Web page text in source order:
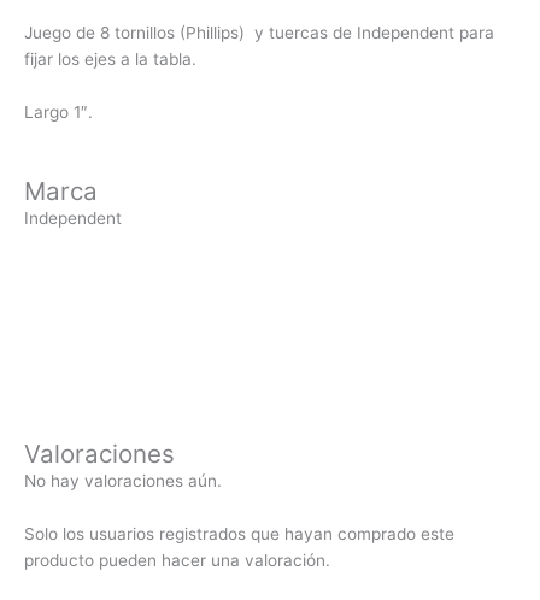
Juego de 8 tornillos (Phillips) y tuercas de Independent para
fijar los ejes a la tabla.
Largo 1″.
Marca
Independent
Valoraciones
No hay valoraciones aún.
Solo los usuarios registrados que hayan comprado este
producto pueden hacer una valoración.